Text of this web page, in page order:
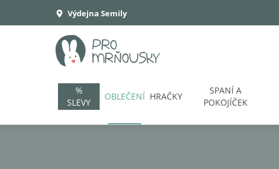
Výdejna Semily
%
SLEVY
OBLEČENÍ HRAČKY
SPANÍ A
POKOJÍČEK